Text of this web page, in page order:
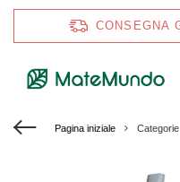
CONSEGNA
Pagina iniziale Categorie